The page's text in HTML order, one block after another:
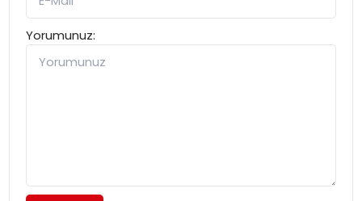
Yorumunuz: